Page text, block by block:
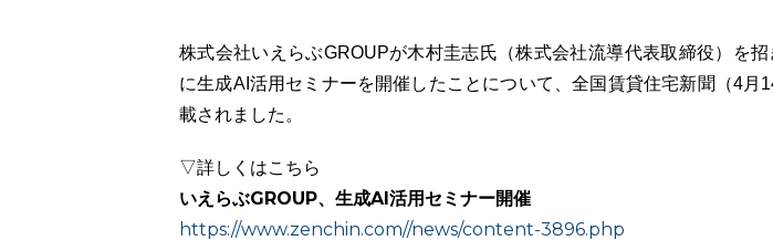
株式会社いえらぶGROUPが木村圭志氏（株式会社流導代表取締役）を
に生成AI活用セミナーを開催したことについて、全国賃貸住宅新聞（4月
載されました。
▽詳しくはこちら
いえらぶGROUP、生成AI活用セミナー開催
https://www.zenchin.com//news/content-3896.php